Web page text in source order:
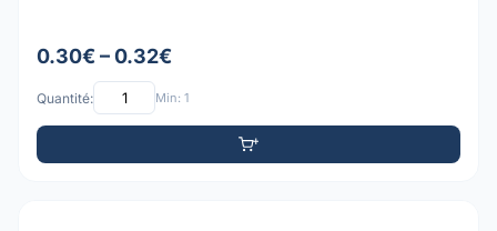
0.30€ – 0.32€
Quantité: Min: 1